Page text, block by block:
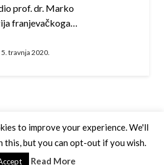
prof. dr. Marko
franjevačkoga…
5. travnja 2020.
by Silk Themes
to improve your experience. We'll
this, but you can opt-out if you wish.
Read More